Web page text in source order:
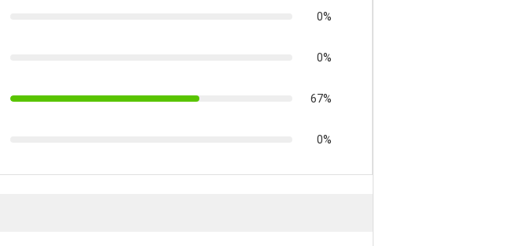
0%
0%
67%
0%